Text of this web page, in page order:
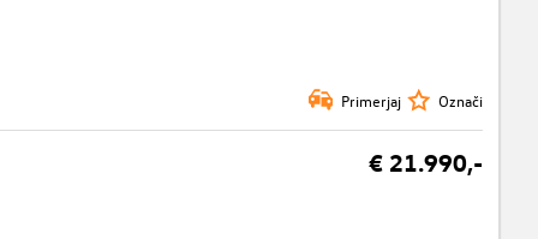
Primerjaj Označi
€ 21.990,-